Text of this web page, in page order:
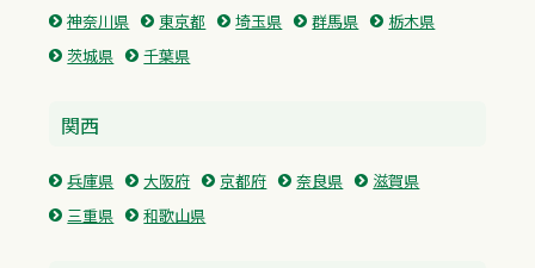
神奈川県 東京都 埼玉県 群馬県
栃木県
茨城県
千葉県
関西
兵庫県 大阪府 京都府 奈良県
滋賀県
三重県
和歌山県